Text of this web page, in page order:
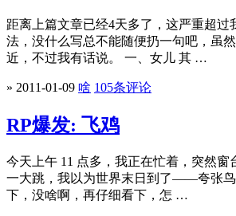
距离上篇文章已经4天多了，这严重超过
法，没什么写总不能随便扔一句吧，虽
近，不过我有话说。 一、女儿 其 …
» 2011-01-09 啥 105条评论
RP爆发: 飞鸡
今天上午 11 点多，我正在忙着，突然窗
一大跳，我以为世界末日到了——夸张
下，没啥啊，再仔细看下，怎 …